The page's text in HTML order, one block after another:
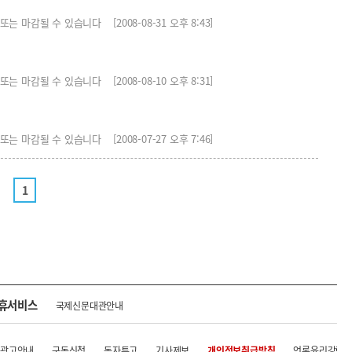
는 마감될 수 있습니다 [2008-08-31 오후 8:43]
는 마감될 수 있습니다 [2008-08-10 오후 8:31]
는 마감될 수 있습니다 [2008-07-27 오후 7:46]
1
서비스 국제신문대관안내